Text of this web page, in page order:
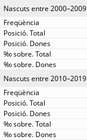
Nascuts entre 2000–2009
Nascuts entre 2010–2019